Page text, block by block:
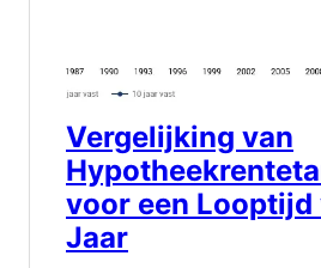
Vergelijking van
voor een Looptijd
Jaar